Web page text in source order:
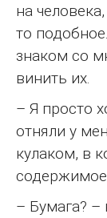
на
то
знаком со
винить их.
– Я просто
отняли у
кулаком, в
содержимое
– Бумага? –